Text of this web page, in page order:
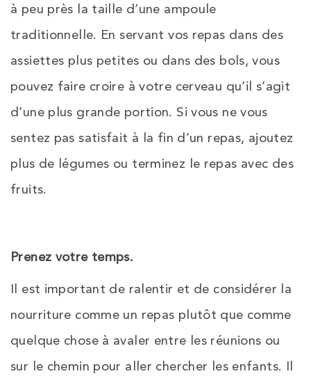
à peu près la taille d’une ampoule
traditionnelle. En servant vos repas dans des
assiettes plus petites ou dans des bols, vous
pouvez faire croire à votre cerveau qu’il s’agit
d’une plus grande portion. Si vous ne vous
sentez pas satisfait à la fin d’un repas, ajoutez
plus de légumes ou terminez le repas avec des
fruits.
Prenez votre temps.
Il est important de ralentir et de considérer la
nourriture comme un repas plutôt que comme
quelque chose à avaler entre les réunions ou
sur le chemin pour aller chercher les enfants. Il